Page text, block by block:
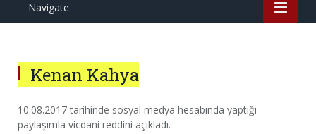
Navigate
Kenan Kahya
10.08.2017 tarihinde sosyal medya hesabında yaptığı
paylaşımla vicdani reddini açıkladı.